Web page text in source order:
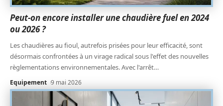
Peut-on encore installer une chaudière fuel en 2024
ou 2026 ?
Les chaudières au fioul, autrefois prisées pour leur efficacité, sont
désormais confrontées à un virage radical sous l'effet des nouvelles
règlementations environnementales. Avec l'arrêt…
Equipement 9 mai 2026